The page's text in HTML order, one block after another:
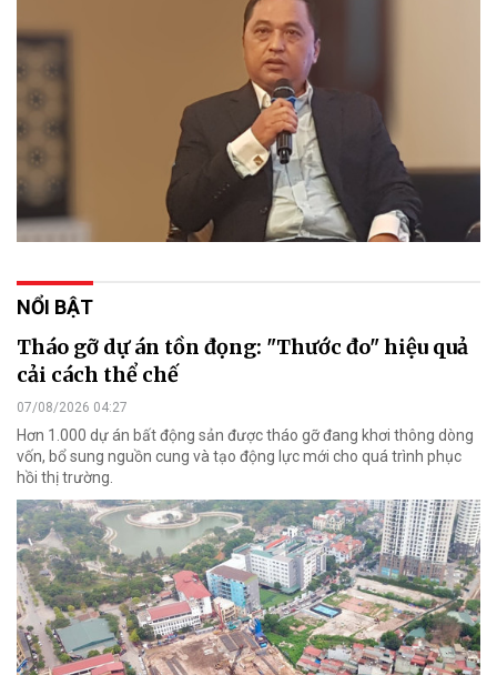
NỔI BẬT
Tháo gỡ dự án tồn đọng: "Thước đo" hiệu quả
cải cách thể chế
07/08/2026 04:27
Hơn 1.000 dự án bất động sản được tháo gỡ đang khơi thông dòng
vốn, bổ sung nguồn cung và tạo động lực mới cho quá trình phục
hồi thị trường.